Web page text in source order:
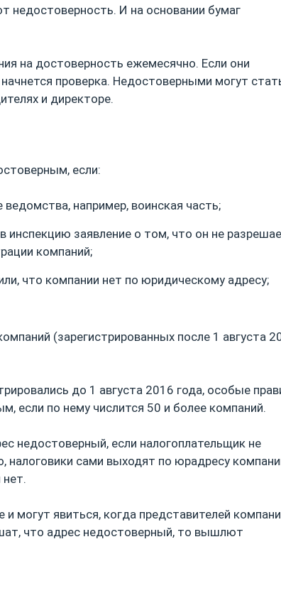
И на основании бумаг
на достоверность ежемесячно. Если они
проверка. Недостоверными могут
и директоре.
если:
например, воинская часть;
инспекцию заявление о том, что он не
компаний;
что компании нет по юридическому адресу;
(зарегистрированных после 1 августа
до 1 августа 2016 года, особые
если по нему числится 50 и более компаний.
недостоверный, если налогоплательщик не
налоговики сами выходят по юрадресу
могут явиться, когда представителей
что адрес недостоверный, то вышлют